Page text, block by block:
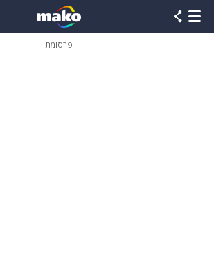
פרסומת